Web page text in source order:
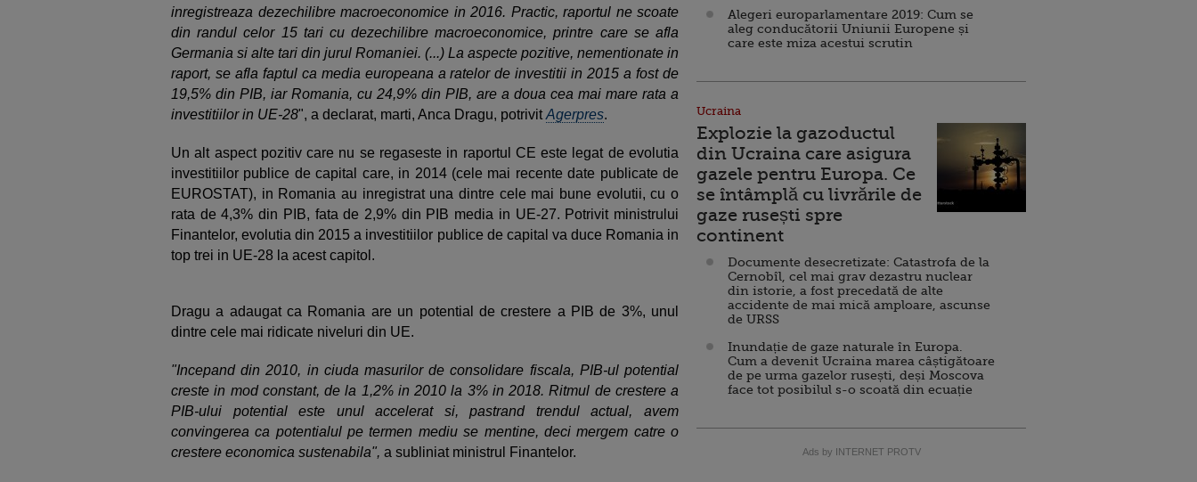
inregistreaza dezechilibre macroeconomice in 2016. Practic, raportul ne scoate
din randul celor 15 tari cu dezechilibre macroeconomice, printre care se afla
Germania si alte tari din jurul Romaniei. (...) La aspecte pozitive, nementionate in
raport, se afla faptul ca media europeana a ratelor de investitii in 2015 a fost de
19,5% din PIB, iar Romania, cu 24,9% din PIB, are a doua cea mai mare rata a
investitiilor in UE-28", a declarat, marti, Anca Dragu, potrivitAgerpres.
Un alt aspect pozitiv care nu se regaseste in raportul CE este legat de evolutia
investitiilor publice de capital care, in 2014 (cele mai recente date publicate de
EUROSTAT), in Romania au inregistrat una dintre cele mai bune evolutii, cu o
rata de 4,3% din PIB, fata de 2,9% din PIB media in UE-27. Potrivit ministrului
Finantelor, evolutia din 2015 a investitiilor publice de capital va duce Romania in
top trei in UE-28 la acest capitol.
Dragu a adaugat ca Romania are un potential de crestere a PIB de 3%, unul
dintre cele mai ridicate niveluri din UE.
"Incepand din 2010, in ciuda masurilor de consolidare fiscala, PIB-ul potential
creste in mod constant, de la 1,2% in 2010 la 3% in 2018. Ritmul de crestere a
PIB-ului potential este unul accelerat si, pastrand trendul actual, avem
convingerea ca potentialul pe termen mediu se mentine, deci mergem catre o
crestere economica sustenabila", a subliniat ministrul Finantelor.
Alegeri europarlamentare 2019: Cum se
aleg conducătorii Uniunii Europene și
care este miza acestui scrutin
Ucraina
Explozie la gazoductul
din Ucraina care asigura
gazele pentru Europa. Ce
se întâmplă cu livrările de
gaze rusești spre
continent
Documente desecretizate: Catastrofa de la
Cernobîl, cel mai grav dezastru nuclear
din istorie, a fost precedată de alte
accidente de mai mică amploare, ascunse
de URSS
Inundație de gaze naturale în Europa.
Cum a devenit Ucraina marea câștigătoare
de pe urma gazelor rusești, deși Moscova
face tot posibilul s-o scoată din ecuație
Ads by INTERNET PROTV